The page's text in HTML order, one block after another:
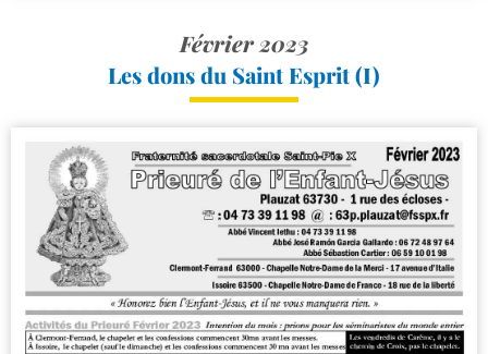
Février 2023
Les dons du Saint Esprit (I)